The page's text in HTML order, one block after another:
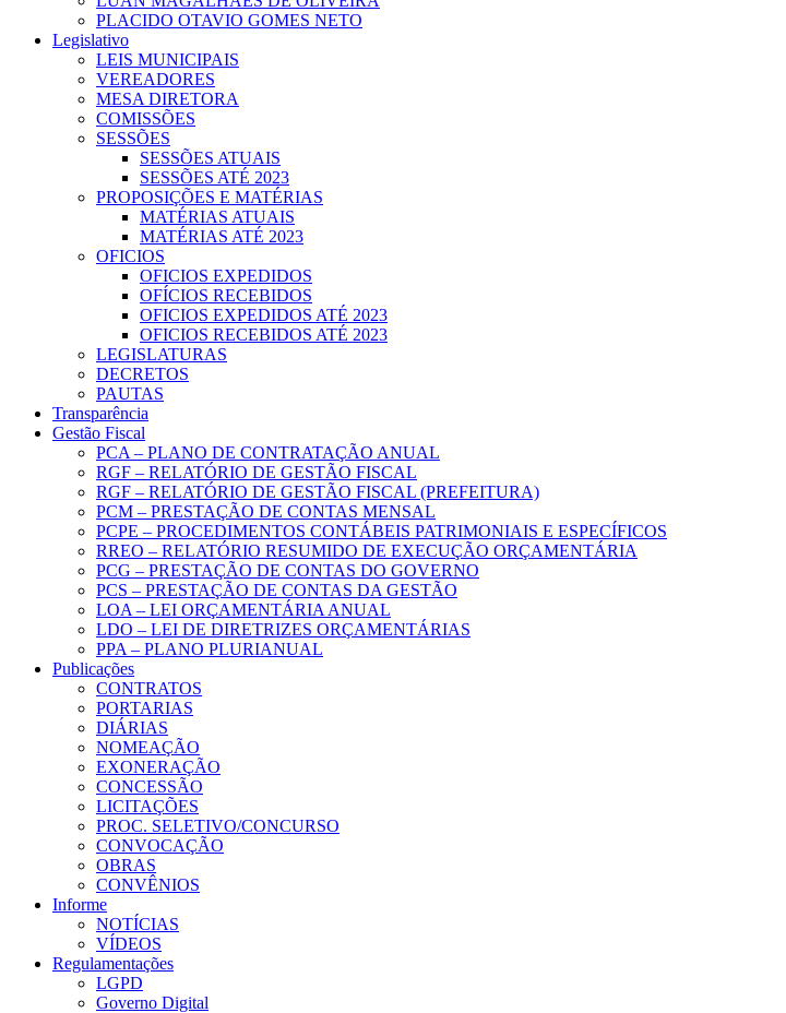
PLACIDO OTAVIO GOMES NETO
Legislativo
LEIS MUNICIPAIS
VEREADORES
MESA DIRETORA
COMISSÕES
SESSÕES
SESSÕES ATUAIS
SESSÕES ATÉ 2023
PROPOSIÇÕES E MATÉRIAS
MATÉRIAS ATUAIS
MATÉRIAS ATÉ 2023
OFICIOS
OFICIOS EXPEDIDOS
OFÍCIOS RECEBIDOS
OFICIOS EXPEDIDOS ATÉ 2023
OFICIOS RECEBIDOS ATÉ 2023
LEGISLATURAS
DECRETOS
PAUTAS
Transparência
Gestão Fiscal
PCA – PLANO DE CONTRATAÇÃO ANUAL
RGF – RELATÓRIO DE GESTÃO FISCAL
RGF – RELATÓRIO DE GESTÃO FISCAL (PREFEITURA)
PCM – PRESTAÇÃO DE CONTAS MENSAL
PCPE – PROCEDIMENTOS CONTÁBEIS PATRIMONIAIS E ESPECÍFICOS
RREO – RELATÓRIO RESUMIDO DE EXECUÇÃO ORÇAMENTÁRIA
PCG – PRESTAÇÃO DE CONTAS DO GOVERNO
PCS – PRESTAÇÃO DE CONTAS DA GESTÃO
LOA – LEI ORÇAMENTÁRIA ANUAL
LDO – LEI DE DIRETRIZES ORÇAMENTÁRIAS
PPA – PLANO PLURIANUAL
Publicações
CONTRATOS
PORTARIAS
DIÁRIAS
NOMEAÇÃO
EXONERAÇÃO
CONCESSÃO
LICITAÇÕES
PROC. SELETIVO/CONCURSO
CONVOCAÇÃO
OBRAS
CONVÊNIOS
Informe
NOTÍCIAS
VÍDEOS
Regulamentações
LGPD
Governo Digital